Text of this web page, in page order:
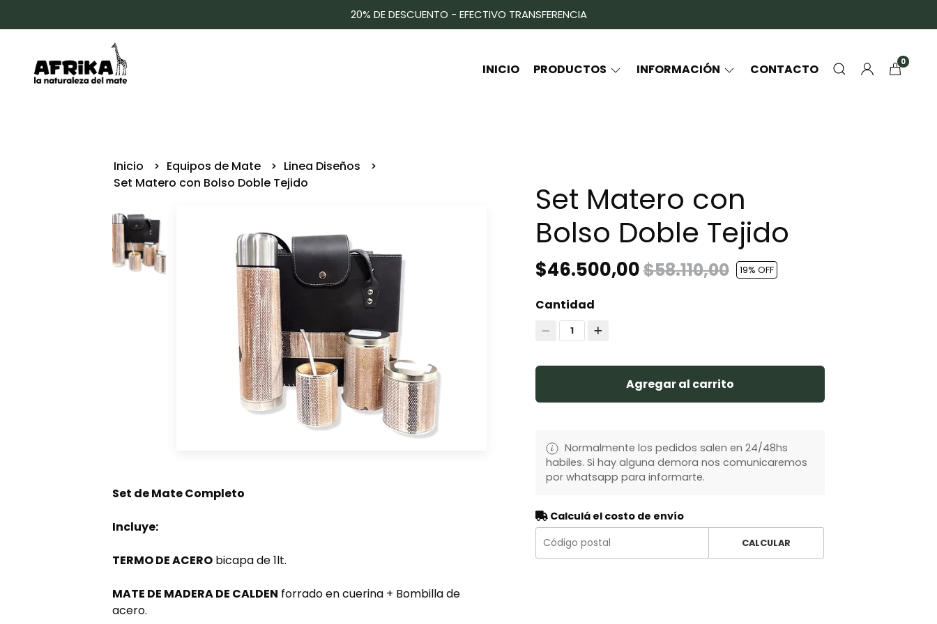
20% DE DESCUENTO - EFECTIVO TRANSFERENCIA
INICIO PRODUCTOS INFORMACIÓN CONTACTO 0
Inicio Equipos de Mate
Linea Diseños
Set Matero con Bolso Doble Tejido
Set de Mate Completo
Incluye:
TERMO DE ACERO bicapa de 1lt.
MATE DE MADERA DE CALDEN forrado en cuerina + Bombilla de
acero.
Set Matero con
Bolso Doble Tejido
$46.500,00$58.110,00 19% OFF
Cantidad
1
Agregar al carrito
Normalmente los pedidos salen en 24/48hs
habiles. Si hay alguna demora nos comunicaremos
por whatsapp para informarte.
Calculá el costo de envío
CALCULAR